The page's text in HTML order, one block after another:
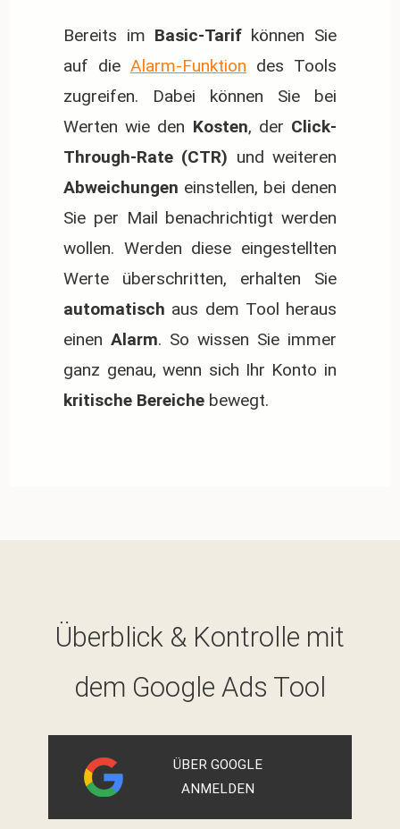
Bereits im Basic-Tarif können Sie
auf die Alarm-Funktion des Tools
zugreifen. Dabei können Sie bei
Werten wie den Kosten, der Click-
Through-Rate (CTR) und weiteren
Abweichungen einstellen, bei denen
Sie per Mail benachrichtigt werden
wollen. Werden diese eingestellten
Werte überschritten, erhalten Sie
automatisch aus dem Tool heraus
einenAlarm. So wissen Sie immer
ganz genau, wenn sich Ihr Konto in
kritische Bereiche bewegt.
Überblick & Kontrolle mit
dem Google Ads Tool
ÜBER GOOGLE
ANMELDEN